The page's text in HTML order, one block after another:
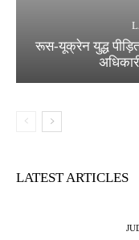
रूस-यूक्रेन युद्ध
LATEST ARTICLES